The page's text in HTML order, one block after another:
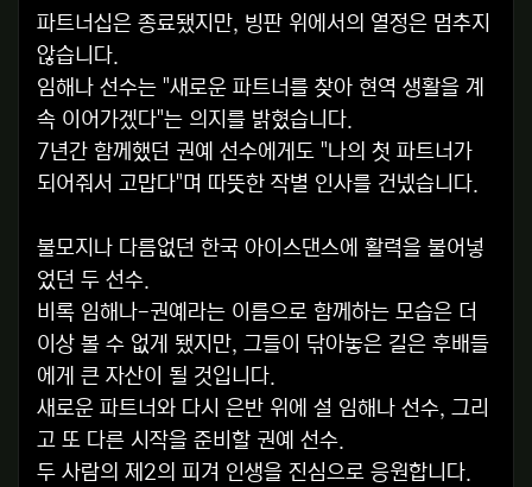
파트너십은 종료됐지만, 빙판 위에서의 열정은 멈추지
않습니다.
임해나 선수는 "새로운 파트너를 찾아 현역 생활을 계
속 이어가겠다"는 의지를 밝혔습니다.
7년간 함께했던 권예 선수에게도 "나의 첫 파트너가
되어줘서 고맙다"며 따뜻한 작별 인사를 건넸습니다.
불모지나 다름없던 한국 아이스댄스에 활력을 불어넣
었던 두 선수.
비록 임해나-권예라는 이름으로 함께하는 모습은 더
이상 볼 수 없게 됐지만, 그들이 닦아놓은 길은 후배들
에게 큰 자산이 될 것입니다.
새로운 파트너와 다시 은반 위에 설 임해나 선수, 그리
고 또 다른 시작을 준비할 권예 선수.
두 사람의 제2의 피겨 인생을 진심으로 응원합니다.